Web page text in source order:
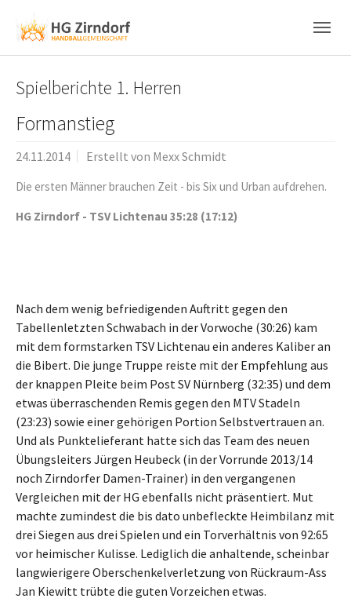
Spielberichte 1. Herren
Formanstieg
24.11.2014 Erstellt von Mexx Schmidt
Die ersten Männer brauchen Zeit - bis Six und Urban aufdrehen.
HG Zirndorf - TSV Lichtenau 35:28 (17:12)
Nach dem wenig befriedigenden Auftritt gegen den
Tabellenletzten Schwabach in der Vorwoche (30:26) kam
mit dem formstarken TSV Lichtenau ein anderes Kaliber an
die Bibert. Die junge Truppe reiste mit der Empfehlung aus
der knappen Pleite beim Post SV Nürnberg (32:35) und dem
etwas überraschenden Remis gegen den MTV Stadeln
(23:23) sowie einer gehörigen Portion Selbstvertrauen an.
Und als Punktelieferant hatte sich das Team des neuen
Übungsleiters Jürgen Heubeck (in der Vorrunde 2013/14
noch Zirndorfer Damen-Trainer) in den vergangenen
Vergleichen mit der HG ebenfalls nicht präsentiert. Mut
machte zumindest die bis dato unbefleckte Heimbilanz mit
drei Siegen aus drei Spielen und ein Torverhältnis von 92:65
vor heimischer Kulisse. Lediglich die anhaltende, scheinbar
langwierigere Oberschenkelverletzung von Rückraum-Ass
Jan Kiewitt trübte die guten Vorzeichen etwas.